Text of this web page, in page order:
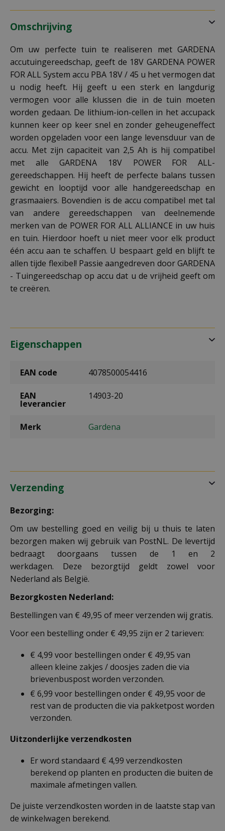
Omschrijving
Om uw perfecte tuin te realiseren met GARDENA
accutuingereedschap, geeft de 18V GARDENA POWER
FOR ALL System accu PBA 18V / 45 u het vermogen dat
u nodig heeft. Hij geeft u een sterk en langdurig
vermogen voor alle klussen die in de tuin moeten
worden gedaan. De lithium-ion-cellen in het accupack
kunnen keer op keer snel en zonder geheugeneffect
worden opgeladen voor een lange levensduur van de
accu. Met zijn capaciteit van 2,5 Ah is hij compatibel
met alle GARDENA 18V POWER FOR ALL-
gereedschappen. Hij heeft de perfecte balans tussen
gewicht en looptijd voor alle handgereedschap en
grasmaaiers. Bovendien is de accu compatibel met tal
van andere gereedschappen van deelnemende
merken van de POWER FOR ALL ALLIANCE in uw huis
en tuin. Hierdoor hoeft u niet meer voor elk product
één accu aan te schaffen. U bespaart geld en blijft te
allen tijde flexibel! Passie aangedreven door GARDENA
- Tuingereedschap op accu dat u de vrijheid geeft om
te creëren.
Eigenschappen
EAN code 4078500054416
EAN
leverancier
14903-20
Merk Gardena
Verzending
Bezorging:
Om uw bestelling goed en veilig bij u thuis te laten
bezorgen maken wij gebruik van PostNL. De levertijd
bedraagt doorgaans tussen de 1 en 2
werkdagen. Deze bezorgtijd geldt zowel voor
Nederland als België.
Bezorgkosten Nederland:
Bestellingen van € 49,95 of meer verzenden wij gratis.
Voor een bestelling onder € 49,95 zijn er 2 tarieven:
€ 4,99 voor bestellingen onder € 49,95 van
alleen kleine zakjes / doosjes zaden die via
brievenbuspost worden verzonden.
€ 6,99 voor bestellingen onder € 49,95 voor de
rest van de producten die via pakketpost worden
verzonden.
Uitzonderlijke verzendkosten
Er word standaard € 4,99 verzendkosten
berekend op planten en producten die buiten de
maximale afmetingen vallen.
De juiste verzendkosten worden in de laatste stap van
de winkelwagen berekend.